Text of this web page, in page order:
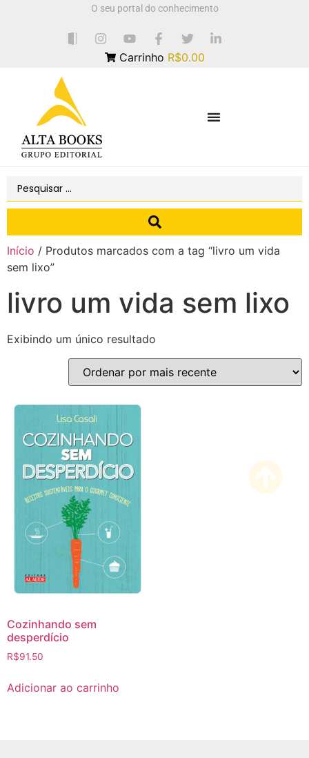
O seu portal do conhecimento
Carrinho R$0.00
Início / Produtos marcados com a tag “livro um vida
sem lixo”
livro um vida sem lixo
Exibindo um único resultado
Cozinhando sem
desperdício
R$91.50
Adicionar ao carrinho